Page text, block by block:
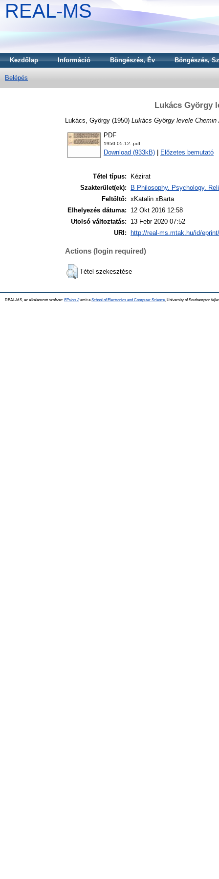
REAL-MS
Kezdőlap Információ Böngészés, Év Böngészés,
Belépés
Lukács György
Lukács, György (1950) Lukács György levele
PDF
1950.05.12..pdf
Download (933kB) Előzetes bemutató
Tétel típus:
Kézirat
Szakterület(ek):
B Philosophy. Psychology.
Feltöltő: xKatalin xBarta
Elhelyezés dátuma:
12 Okt 2016 12:58
Utolsó változtatás:
13 Febr 2020 07:52
URI:
http://real-ms.mtak.hu/id/
Actions (login required)
Tétel szekesztése
REAL-MS, az alkalamzott szoftver: EPrints 3amit a School of Electronics and Computer Science , University of Southampton